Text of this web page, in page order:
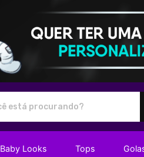
Baby Looks Tops